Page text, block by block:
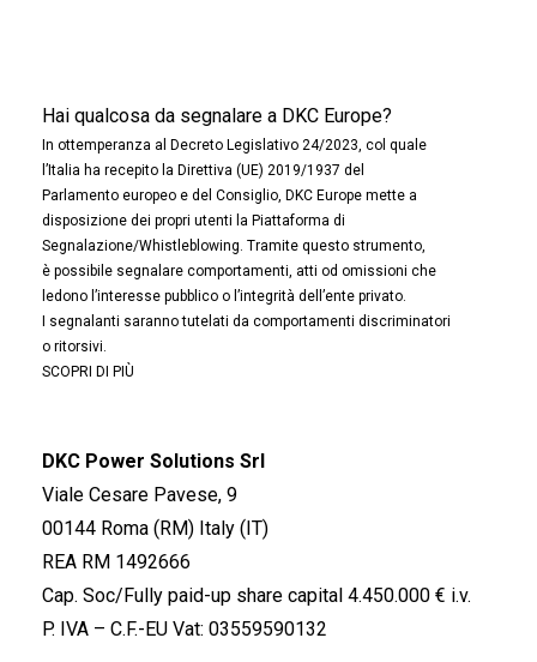
Hai qualcosa da segnalare a DKC Europe?
In ottemperanza al Decreto Legislativo 24/2023, col quale
l’Italia ha recepito la Direttiva (UE) 2019/1937 del
Parlamento europeo e del Consiglio, DKC Europe mette a
disposizione dei propri utenti la Piattaforma di
Segnalazione/Whistleblowing. Tramite questo strumento,
è possibile segnalare comportamenti, atti od omissioni che
ledono l’interesse pubblico o l’integrità dell’ente privato.
I segnalanti saranno tutelati da comportamenti discriminatori
o ritorsivi.
SCOPRI DI PIÙ
DKC Power Solutions Srl
Viale Cesare Pavese, 9
00144 Roma (RM) Italy (IT)
REA RM 1492666
Cap. Soc/Fully paid-up share capital 4.450.000 € i.v.
P. IVA – C.F.-EU Vat: 03559590132